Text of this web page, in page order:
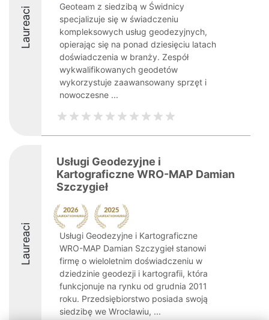
Laureaci
Geoteam z siedzibą w Świdnicy
specjalizuje się w świadczeniu
kompleksowych usług geodezyjnych,
opierając się na ponad dziesięciu latach
doświadczenia w branży. Zespół
wykwalifikowanych geodetów
wykorzystuje zaawansowany sprzęt i
nowoczesne ...
Laureaci
Usługi Geodezyjne i
Kartograficzne WRO-MAP Damian
Szczygieł
Usługi Geodezyjne i Kartograficzne
WRO-MAP Damian Szczygieł stanowi
firmę o wieloletnim doświadczeniu w
dziedzinie geodezji i kartografii, która
funkcjonuje na rynku od grudnia 2011
roku. Przedsiębiorstwo posiada swoją
siedzibę we Wrocławiu, ...